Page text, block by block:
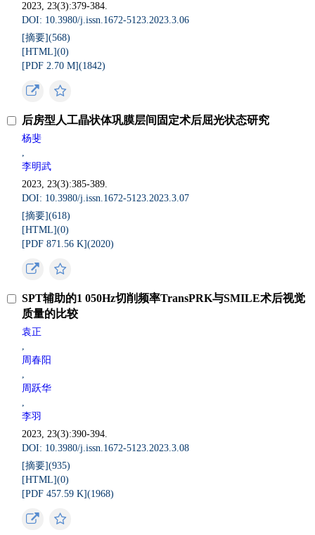
2023, 23(3):379-384.
DOI: 10.3980/j.issn.1672-5123.2023.3.06
[摘要](568)
[HTML](0)
[PDF 2.70 M](1842)
后房型人工晶状体巩膜层间固定术后屈光状态研究
杨斐
,
李明武
2023, 23(3):385-389.
DOI: 10.3980/j.issn.1672-5123.2023.3.07
[摘要](618)
[HTML](0)
[PDF 871.56 K](2020)
SPT辅助的1 050Hz切削频率TransPRK与SMILE术后视觉
质量的比较
袁正
,
周春阳
,
周跃华
,
李羽
2023, 23(3):390-394.
DOI: 10.3980/j.issn.1672-5123.2023.3.08
[摘要](935)
[HTML](0)
[PDF 457.59 K](1968)